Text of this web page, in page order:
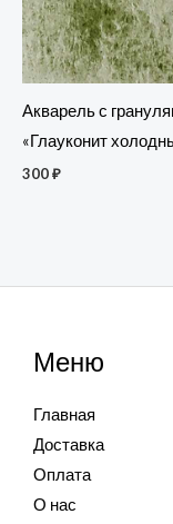
Акварель с
«Глауконит
300₽
Меню
Главная
Доставка
Оплата
О нас